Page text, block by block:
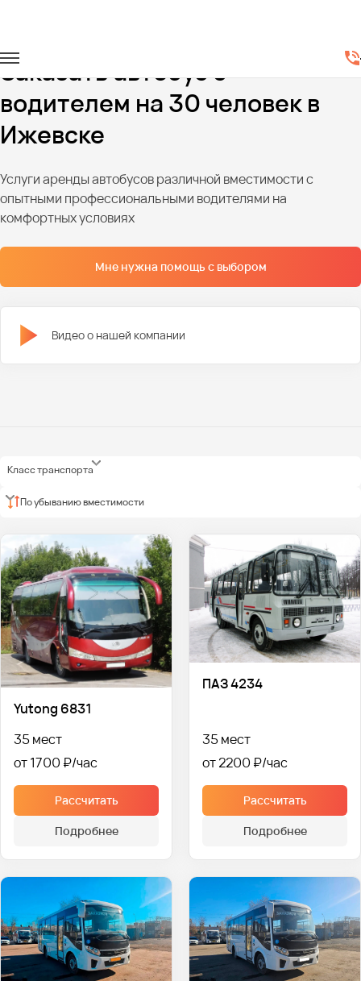
Заказать автобус с
водителем на 30 человек в
Ижевске
Услуги аренды автобусов различной вместимости с
опытными профессиональными водителями на
комфортных условиях
Мне нужна помощь с выбором
Видео о нашей компании
Класс транспорта
По убыванию вместимости
Yutong 6831
35 мест
от 1700 ₽
Рассчитать
Подробнее
ПАЗ 4234
35 мест
от 2200 ₽
Рассчитать
Подробнее